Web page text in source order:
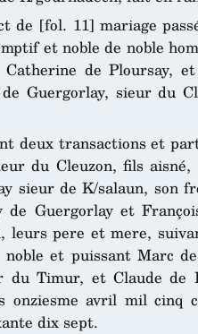
de [fol. 11] mariage
et noble de noble
de Ploursay,
Guergorlay, sieur du
deux transactions et
du Cleuzon, fils
sieur de K/salaun, son
de Guergorlay et
leurs pere et mere,
noble et puissant Marc
du Timur, et Claude de
avril mil cinq
dix sept.